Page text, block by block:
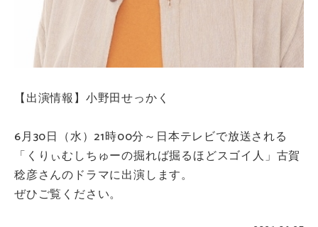
【出演情報】小野田せっかく
6月30日（水）21時00分～日本テレビで放送される
「くりぃむしちゅーの掘れば掘るほどスゴイ人」古賀
稔彦さんのドラマに出演します。
ぜひご覧ください。